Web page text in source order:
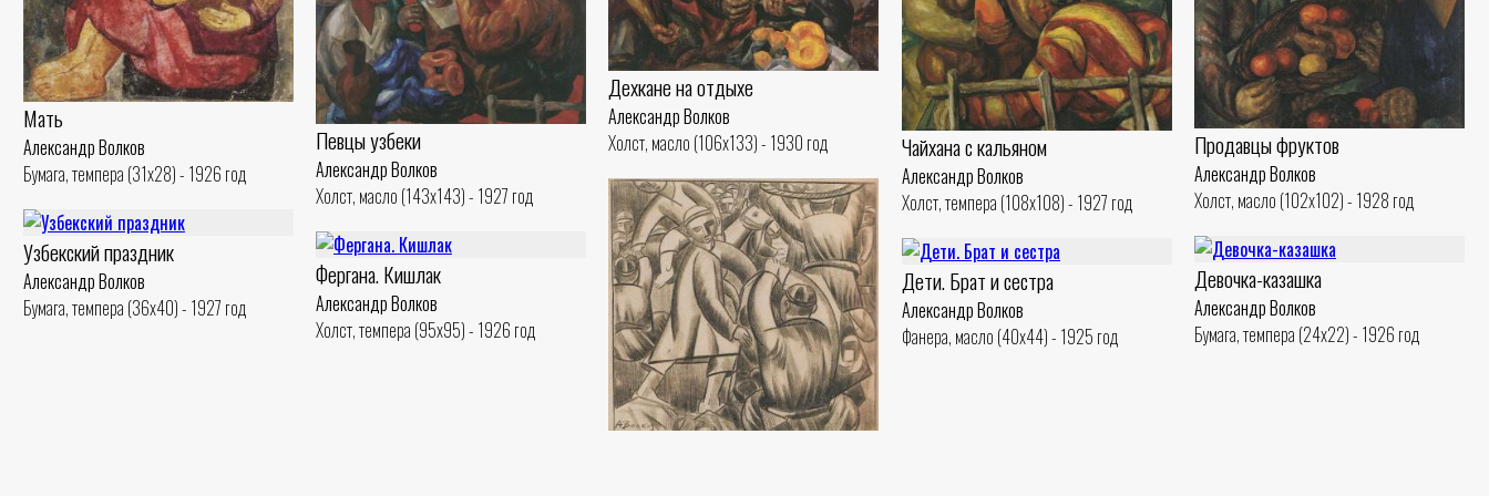
Мать
Александр Волков
Бумага, темпера (31x28) - 1926 год
Певцы узбеки
Александр Волков
Холст, масло (143x143) - 1927 год
Дехкане на отдыхе
Александр Волков
Холст, масло (106x133) - 1930 год
Чайхана с кальяном
Александр Волков
Холст, темпера (108x108) - 1927 год
Продавцы фруктов
Александр Волков
Холст, масло (102x102) - 1928 год
Узбекский праздник
Александр Волков
Бумага, темпера (36x40) - 1927 год
Фергана. Кишлак
Александр Волков
Холст, темпера (95x95) - 1926 год
Девочка-казашка
Александр Волков
Бумага, темпера (24x22) - 1926 год
Дети. Брат и сестра
Александр Волков
Фанера, масло (40x44) - 1925 год